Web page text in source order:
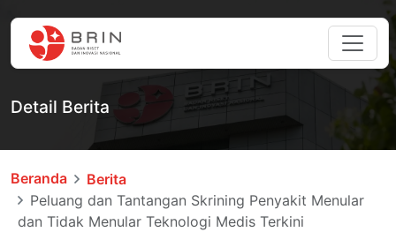
Detail Berita
Beranda
Berita
Peluang dan Tantangan Skrining Penyakit Menular
dan Tidak Menular Teknologi Medis Terkini